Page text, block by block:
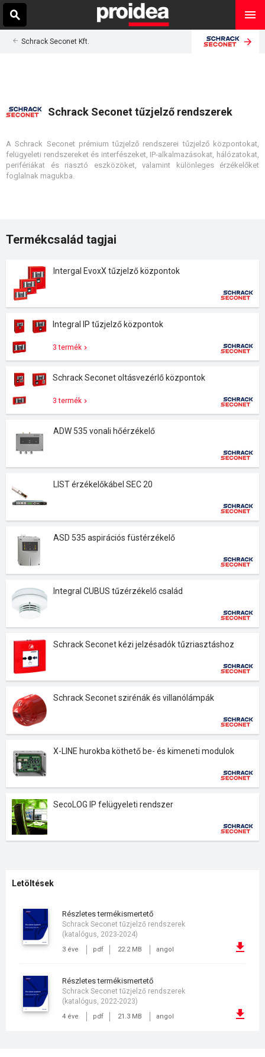
Schrack Seconet Kft.
Schrack Seconet tűzjelző rendszerek
A Schrack Seconet prémium tűzjelző rendszerei tűzjelző központokat,
felügyeleti rendszereket és interfészeket, IP-alkalmazásokat, hálózatokat,
perifériákat és riasztó eszközöket, valamint különleges érzékelőket
foglalnak magukba.
Termékcsalád tagjai
Intergal EvoxX tűzjelző központok
Integral IP tűzjelző központok
3 termék
Schrack Seconet oltásvezérlő központok
3 termék
ADW 535 vonali hőérzékelő
LIST érzékelőkábel SEC 20
ASD 535 aspirációs füstérzékelő
Integral CUBUS tűzérzékelő család
Schrack Seconet kézi jelzésadók tűzriasztáshoz
Schrack Seconet szirénák és villanólámpák
X-LINE hurokba köthető be- és kimeneti modulok
SecoLOG IP felügyeleti rendszer
Letöltések
részletes termékismertető
3 éve pdf 22.2 MB angol
Schrack Seconet tűzjelző rendszerek
(katalógus, 2023-2024)
részletes termékismertető
4 éve pdf 21.3 MB angol
Schrack Seconet tűzjelző rendszerek
(katalógus, 2022-2023)